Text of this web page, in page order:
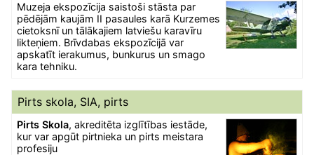
Muzeja ekspozīcija saistoši stāsta par
pēdējām kaujām II pasaules karā Kurzemes
cietoksnī un tālākajiem latviešu karavīru
likteņiem. Brīvdabas ekspozīcijā var
apskatīt ierakumus, bunkurus un smago
kara tehniku.
Pirts skola, SIA, pirts
Pirts Skola, akreditēta izglītības iestāde,
kur var apgūt pirtnieka un pirts meistara
profesiju